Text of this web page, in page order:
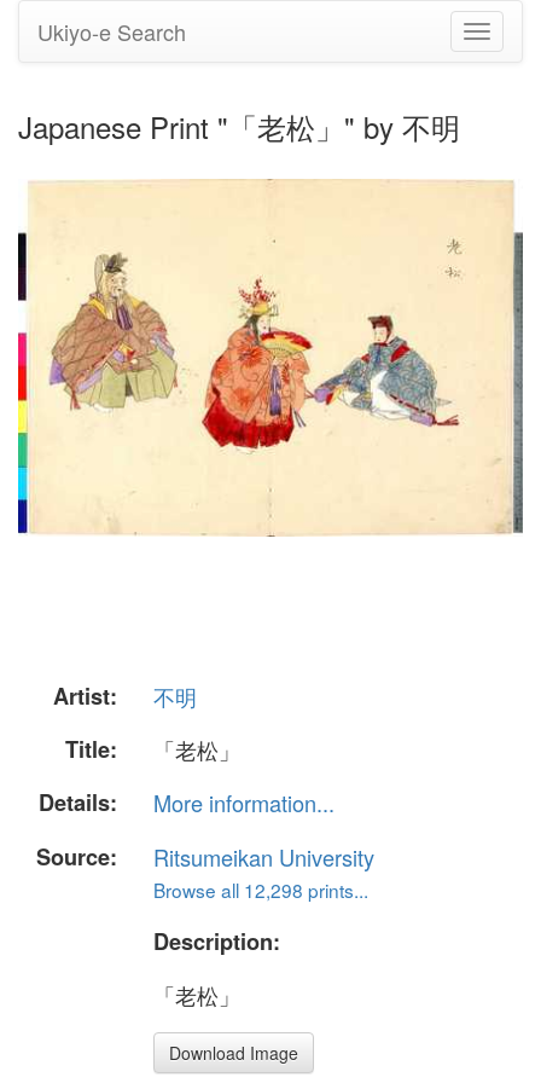
Toggle
Ukiyo-e Search
Japanese Print "「老松」" by 不明
Artist:
不明
Title:
「老松」
Details:
More information...
Source:
Ritsumeikan University
Browse all 12,298 prints...
Description:
「老松」
Download Image